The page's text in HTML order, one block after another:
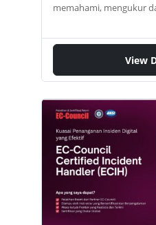
memahami, mengukur
Framework COBIT 2019
bahasan Tata Kelola TI
Pengelolaan, Resiko dan
Informasi, Audit Sistem
Enablers dan prinsip
dan Manajemen TI.
ini, peserta akan
melalui pemahaman dari
Manajemen TI
2019. IT Governance
Framework Introduction
View